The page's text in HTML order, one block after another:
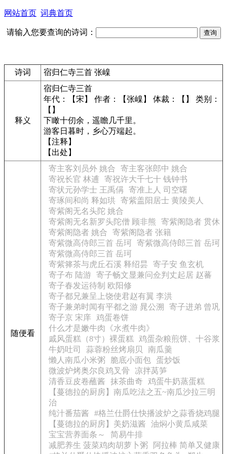
网站首页 词典首页
请输入您要查询的诗词：
诗词 宿归仁寺三首 张嵲
释义
宿归仁寺三首
年代：【宋】 作者：【张嵲】 体裁：【】 类别：
【】
下瞰十仞余，遥瞻几千里。
游客日暮时，乡心万端起。
【注释】
【出处】
随便看
寄主客刘员外 姚合
寄主客张郎中 姚合
寄祝长官 林逋
寄祝许大千七十 钱钟书
寄状元孙学士 王禹偁 寄准上人 司空曙
寄琢间和尚 释如珙
寄紫盖阳居士 黄陵美人
寄紫阁无名头陀 姚合
寄紫阁无名新罗头陀僧 顾非熊
寄紫阁隐者 贯休
寄紫阁隐者 姚合
寄紫阁隐者 张籍
寄紫微高侍郎三首 岳珂
寄紫微高侍郎三首 岳珂
寄紫微高侍郎三首 岳珂
寄紫箨茶与虎丘石溪 释绍昙 寄子安 鱼玄机
寄子布 陆游
寄子畅文显兼问佥判丈起居 赵蕃
寄子春发运待制 欧阳修
寄子都兄兼呈上饶使君赵有翼 李洪
寄子兼弟时闻有平都之游 晁公溯
寄子进弟 曾巩
寄子京 宋庠
鸡蛋卷饼
什么才是嫩牛肉《水煮牛肉》
戚风蛋糕（8寸）裸蛋糕
鸡蛋杂粮煎饼、十谷浆
牛奶吐司
蒜蓉粉丝烤扇贝
南瓜羹
懒人南瓜小米粥
脆底小面包 蛋炒饭
微波炉烤奥尔良鸡叉骨
凉拌莴笋
清香豆皮卷蘸酱
抹茶曲奇
鸡蛋牛奶蒸蛋糕
【蔓德拉的厨房】南瓜吃法之五~南瓜沙拉三明
治
纯汁番茄酱
#格兰仕爵仕快播波炉之蒜香烧鸡腿
【蔓德拉的厨房】美奶滋酱
油焖小黄瓜咸菜
宝宝营养面条～
简易牛排
减肥养生 菠菜鸡肉胡萝卜粥
阿拉棒 简单又健康